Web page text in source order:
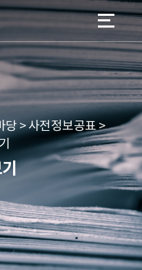
기
기
> 사전정보공표 >